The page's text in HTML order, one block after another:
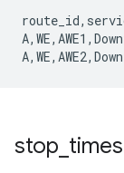
stop times